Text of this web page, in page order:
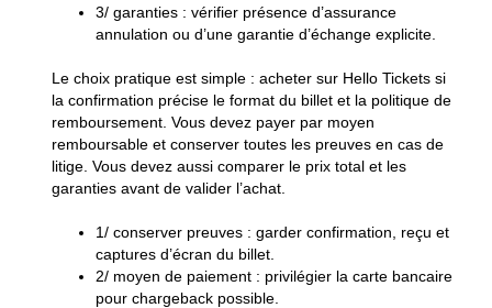
3/ garanties: vérifier présence d’assurance
annulation ou d’une garantie d’échange explicite.
Le choix pratique est simple : acheter sur Hello Tickets si
la confirmation précise le format du billet et la politique de
remboursement. Vous devez payer par moyen
remboursable et conserver toutes les preuves en cas de
litige. Vous devez aussi comparer le prix total et les
garanties avant de valider l’achat.
1/ conserver preuves: garder confirmation, reçu et
captures d’écran du billet.
2/ moyen de paiement: privilégier la carte bancaire
pour chargeback possible.